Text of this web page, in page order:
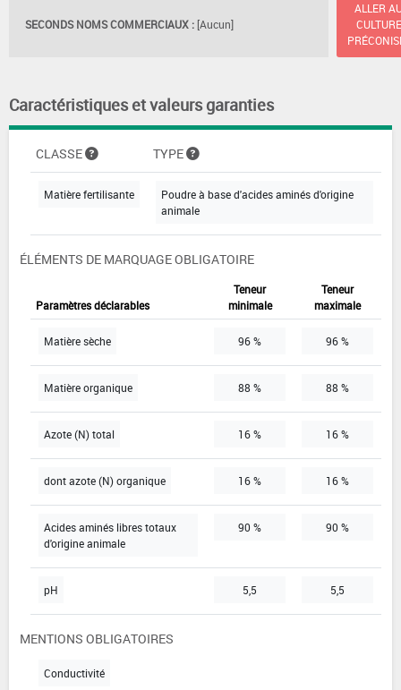
SECONDS NOMS COMMERCIAUX : [Aucun]
ALLER
Caractéristiques et valeurs garanties
CLASSE TYPE
Matière fertilisante
Poudre à base d'acides aminés d'origine
animale
ÉLÉMENTS DE MARQUAGE OBLIGATOIRE
Paramètres déclarables
Teneur
minimale
Teneur
maximale
Matière sèche 96 % 96 %
Matière organique 88 % 88 %
Azote (N) total 16 % 16 %
dont azote (N) organique 16 % 16 %
Acides aminés libres totaux
d'origine animale
90 % 90 %
pH 5,5 5,5
MENTIONS OBLIGATOIRES
Conductivité